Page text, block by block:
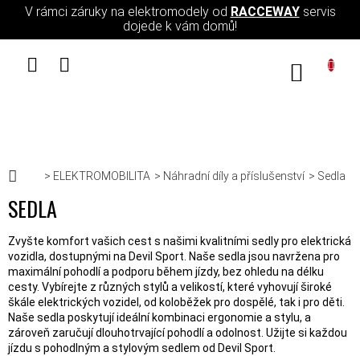
Přejít na obsah
V rámci záruky na elektromodely od RACCEWAYservis
dojede k vám domů!
Domů
ELEKTROMOBILITA Náhradní díly a příslušenství Sedla
SEDLA
Zvyšte komfort vašich cest s našimi kvalitními sedly pro elektrická
vozidla, dostupnými na Devil Sport. Naše sedla jsou navržena pro
maximální pohodlí a podporu během jízdy, bez ohledu na délku
cesty. Vybírejte z různých stylů a velikostí, které vyhovují široké
škále elektrických vozidel, od koloběžek pro dospělé, tak i pro děti.
Naše sedla poskytují ideální kombinaci ergonomie a stylu, a
zároveň zaručují dlouhotrvající pohodlí a odolnost. Užijte si každou
jízdu s pohodlným a stylovým sedlem od Devil Sport.